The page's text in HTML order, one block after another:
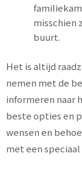
misschien
buurt.
Het is altijd
nemen met de
informeren naar
beste opties en
wensen en
met een